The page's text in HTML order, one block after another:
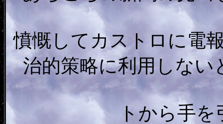
憤慨してカストロに電
治的策略に利用しな
トから手